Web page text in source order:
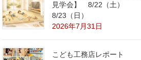
見学会】 8/22（土）
8/23（日）
2026年7月31日
こども工務店レポート